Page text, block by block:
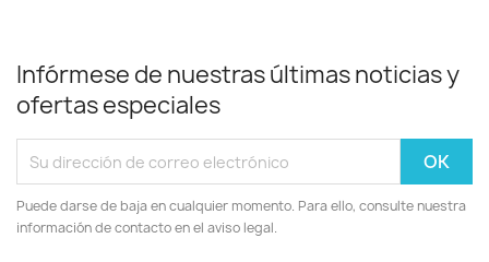
Infórmese de nuestras últimas noticias y
ofertas especiales
Puede darse de baja en cualquier momento. Para ello, consulte nuestra
información de contacto en el aviso legal.